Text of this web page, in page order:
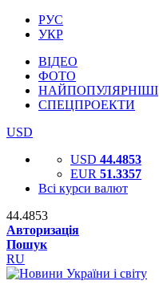
РУС
УКР
ВІДЕО
ФОТО
НАЙПОПУЛЯРНІШІ
СПЕЦПРОЕКТИ
USD
USD 44.4853
EUR 51.3357
Всі курси валют
44.4853
Авторизація
Пошук
RU